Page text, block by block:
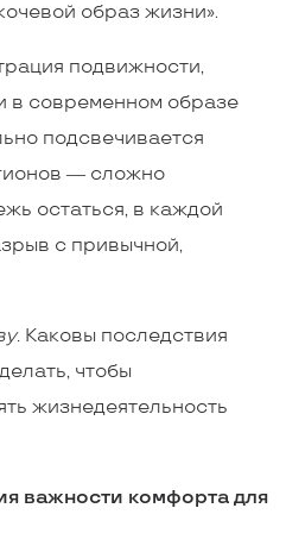
образ жизни».
подвижности,
в современном образе
подсвечивается
― сложно
остаться, в каждой
с привычной,
Каковы последствия
чтобы
жизнедеятельность
важности комфорта для